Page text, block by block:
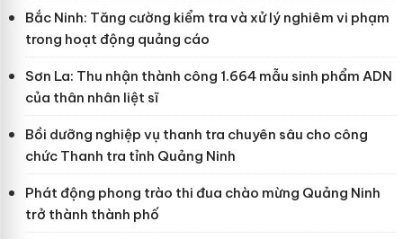
Bắc Ninh: Tăng cường kiểm tra và xử lý nghiêm vi phạm
trong hoạt động quảng cáo
Sơn La: Thu nhận thành công 1.664 mẫu sinh phẩm ADN
của thân nhân liệt sĩ
Bồi dưỡng nghiệp vụ thanh tra chuyên sâu cho công
chức Thanh tra tỉnh Quảng Ninh
Phát động phong trào thi đua chào mừng Quảng Ninh
trở thành thành phố